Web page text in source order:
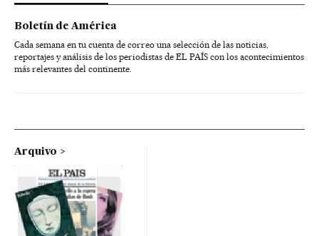
Boletín de América
Cada semana en tu cuenta de correo una selección de las noticias,
reportajes y análisis de los periodistas de EL PAÍS con los acontecimientos
más relevantes del continente.
Arquivo